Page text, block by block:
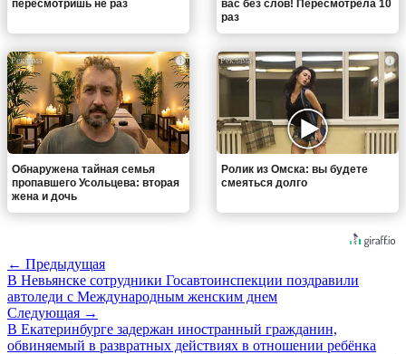
пересмотришь не раз
вас без слов! Пересмотрела 10
раз
i
Обнаружена тайная семья
пропавшего Усольцева: вторая
жена и дочь
i
Ролик из Омска: вы будете
смеяться долго
← Предыдущая
В Невьянске сотрудники Госавтоинспекции поздравили
автоледи с Международным женским днем
Следующая →
В Екатеринбурге задержан иностранный гражданин,
обвиняемый в развратных действиях в отношении ребёнка